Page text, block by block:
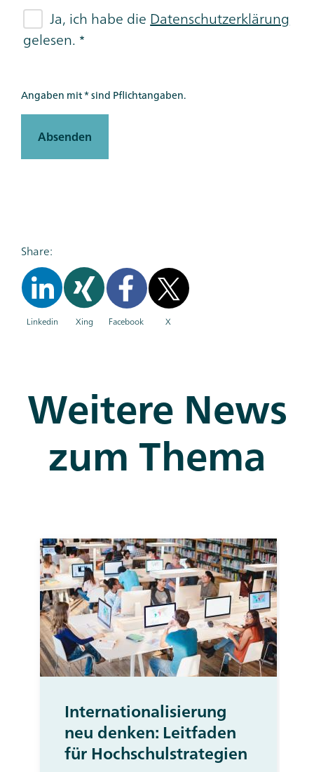
Ja, ich habe dieDatenschutzerklärung
gelesen.
Angaben mit * sind Pflichtangaben.
Absenden
Share:
Linkedin Xing Facebook X
Weitere News
zum Thema
Internationalisierung
neu denken: Leitfaden
für Hochschulstrategien